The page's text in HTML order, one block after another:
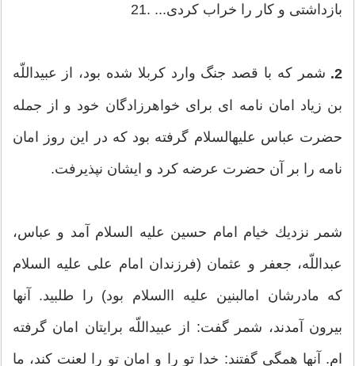
بازداشتی و كار را خراب كردی... .21
2. شمر كه با قصد جنگ وارد كربلا شده بود، از عبیداللّه‏
بن زیاد امان نامه ‏ای برای خواهرزادگان خود و از جمله
حضرت عباس علیه‏السلام گرفته بود كه در این روز امان
نامه را بر آن حضرت عرضه كرد و ایشان نپذیرفت.
شمر نزدیك خیام امام حسین علیه‏ السلام آمد و عباس،
عبداللّه‏، جعفر و عثمان (فرزندان امام علی علیه ‏السلام
كه مادرشان ام‏البنین علیه ا‏السلام بود) را طلبید. آنها
بیرون آمدند، شمر گفت: از عبیداللّه‏ برایتان امان گرفته‏
ام. آنها همگی گفتند: خدا تو را و امان تو را لعنت كند، ما